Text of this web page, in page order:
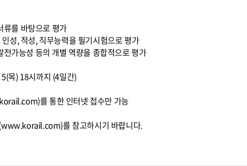
류를 바탕으로 평가
성, 적성, 직무능력을 필기시험으로 평가
가능성 등의 개별 역량을 종합적으로 평가
목) 18시까지 (4일간)
를 통한 인터넷 접수만 가능
를 참고하시기 바랍니다.